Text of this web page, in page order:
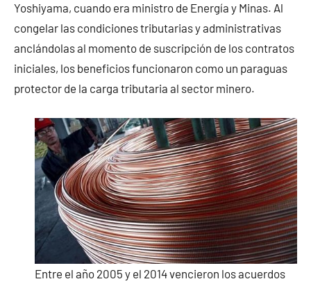
Yoshiyama, cuando era ministro de Energía y Minas. Al
congelar las condiciones tributarias y administrativas
anclándolas al momento de suscripción de los contratos
iniciales, los beneficios funcionaron como un paraguas
protector de la carga tributaria al sector minero.
Entre el año 2005 y el 2014 vencieron los acuerdos